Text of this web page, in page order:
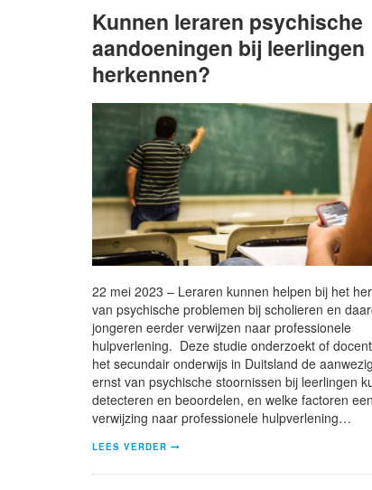
Kunnen leraren psychische
aandoeningen bij leerlingen
herkennen?
22 mei 2023 – Leraren kunnen helpen bij het
van psychische problemen bij scholieren en
jongeren eerder verwijzen naar professionele
hulpverlening. Deze studie onderzoekt of
het secundair onderwijs in Duitsland de
ernst van psychische stoornissen bij leerlingen
detecteren en beoordelen, en welke factoren een
verwijzing naar professionele hulpverlening…
LEES VERDER